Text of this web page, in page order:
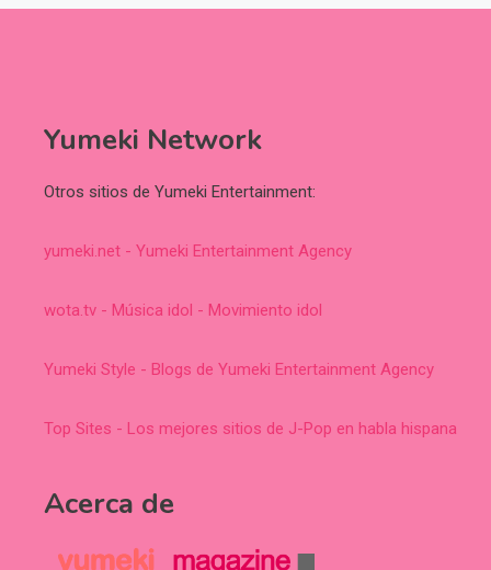
Yumeki Network
Otros sitios de Yumeki Entertainment:
yumeki.net - Yumeki Entertainment Agency
wota.tv - Música idol - Movimiento idol
Yumeki Style - Blogs de Yumeki Entertainment Agency
Top Sites - Los mejores sitios de J-Pop en habla hispana
Acerca de